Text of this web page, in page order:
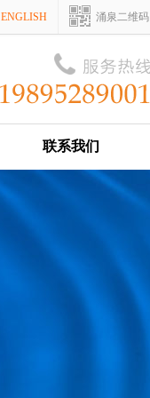
ENGLISH 涌泉二维码
联系我们